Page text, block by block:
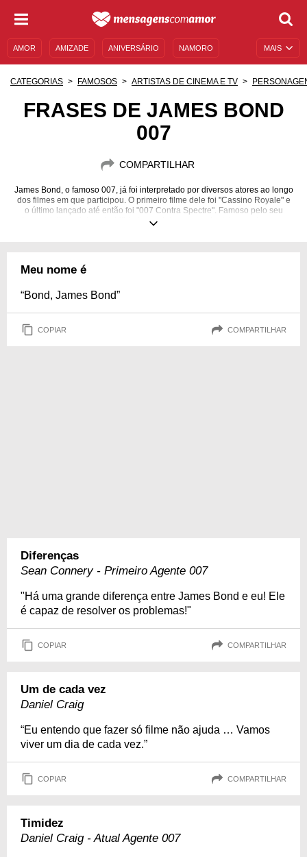
MAIS
AMOR AMIZADE ANIVERSÁRIO NAMORO
MENSAGENS DE ANIVERSÁRIO
CATEGORIAS FAMOSOS ARTISTAS DE CINEMA E TV
FRASES DE JAMES BOND
007
COMPARTILHAR
James Bond, o famoso 007, já foi interpretado por diversos atores ao longo
dos filmes em que participou. O primeiro filme dele foi "Cassino Royale" e
o último lançado até então foi "007 Contra Spectre". Famoso pelo seu
charme, jeito sedutor e habilidade nas lutas, o agente deixa qualquer um
Meu nome é
“Bond, James Bond”
COPIAR COMPARTILHAR
Diferenças
Sean Connery - Primeiro Agente 007
"Há uma grande diferença entre James Bond e eu! Ele
é capaz de resolver os problemas!"
COPIAR COMPARTILHAR
Um de cada vez
Daniel Craig
“Eu entendo que fazer só filme não ajuda … Vamos
viver um dia de cada vez.”
COPIAR COMPARTILHAR
Timidez
Daniel Craig - Atual Agente 007